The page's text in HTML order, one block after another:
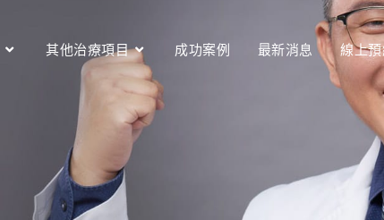
其他治療項目 成功案例 最新消息 線上